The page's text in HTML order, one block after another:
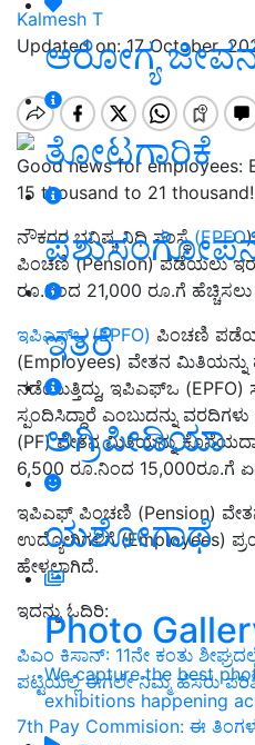
ಆರೋಗ್ಯ
ತೋಟಗಾರಿಕೆ
ಇತರೆ
ಅಗ್ರಿಪೀಡಿಯಾ
ಯಶೋಗಾಥೆ
Photo
We capture the best
exhibitions happening
Kalmesh T
Updated on: 17 October,
Good news for employees:
15 thousand to 21 thousand!
ನೌಕರರ ಭವಿಷ್ಯ ನಿಧಿ ಸಂಸ್ಥೆ(EPFO
ಪಿಂಚಣಿ (Pension) ಪಡೆಯಲು
ರೂ.ನಿಂದ 21,000 ರೂ.ಗೆ
ಇಪಿಎಫ್ಒ (EPFO) ಪಿಂಚಣಿ
(Employees) ವೇತನ ಮಿತಿಯನ್ನು
ನಡೆಯುತ್ತಿದ್ದು, ಇಪಿಎಫ್ಒ (EPFO)
ಸ್ಪಂದಿಸಿದ್ದಾರೆ ಎಂಬುದನ್ನು
(PF) ವೇತನ ಮಿತಿಯನ್ನು
6,500 ರೂ.ನಿಂದ 15,000ರೂ.ಗೆ
ಇಪಿಎಫ್ ಪಿಂಚಣಿ (Pension)
ಉದ್ಯೋಗಿಗಳಿಗೆ (Employees)
ಹೇಳಲಾಗಿದೆ.
ಇದನ್ನು ಓದಿರಿ:
ಪಿಎಂ ಕಿಸಾನ್: 11ನೇ ಕಂತು
ಪಟ್ಟಿಯಲ್ಲಿ ಈಗಲೇ ನಿಮ್ಮ ಹೆಸರು
7th Pay Commision: ಈ ತಿಂಗಳ